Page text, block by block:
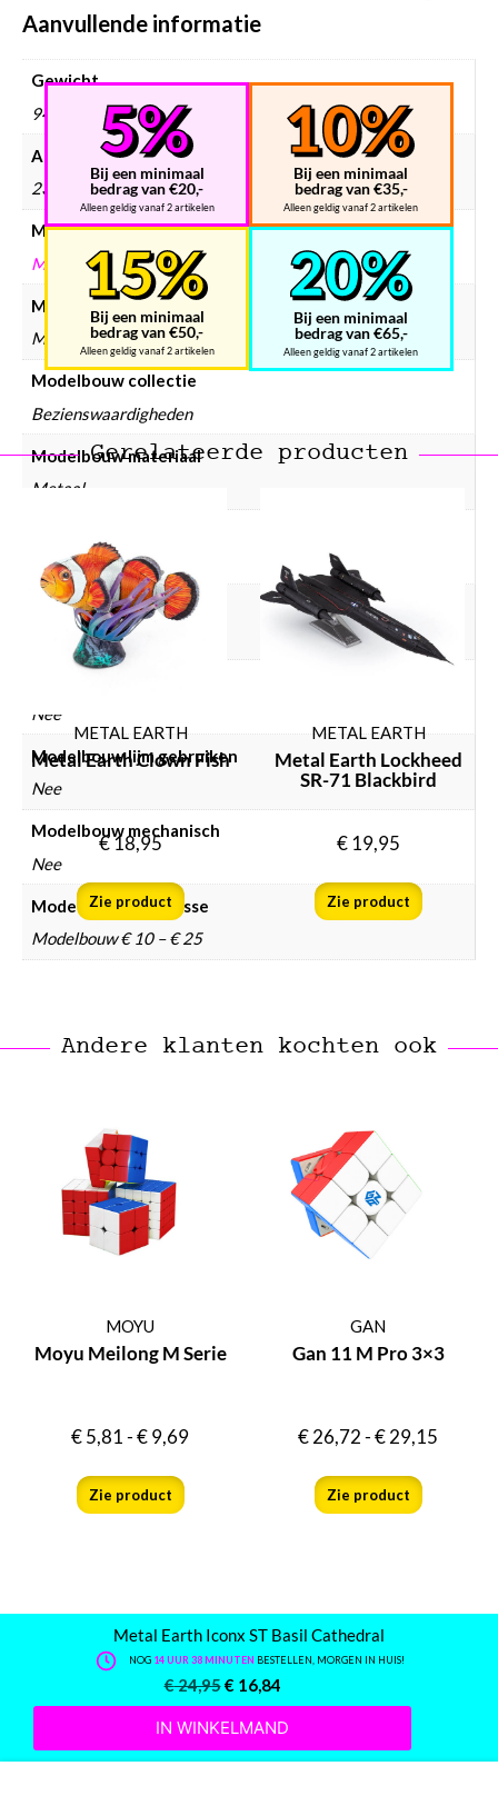
Aanvullende informatie
Gewicht
94 g
Afmetingen
235 × 125 × 2 mm
Merken
METAL EARTH
Modelbouw merken
Metal Earth
Modelbouw collectie
Bezienswaardigheden
Modelbouw materiaal
Metaal
Volwassenen
Modelbouw incl. lijm
Nee
Modelbouw lijm gebruiken
Nee
Modelbouw mechanisch
Nee
Modelbouw prijsklasse
Modelbouw € 10 – € 25
Bij een minimaal
bedrag van €20,-
Alleen geldig vanaf 2 artikelen
Bij een minimaal
bedrag van €35,-
Alleen geldig vanaf 2 artikelen
Bij een minimaal
bedrag van €50,-
Alleen geldig vanaf 2 artikelen
Bij een minimaal
bedrag van €65,-
Alleen geldig vanaf 2 artikelen
Gerelateerde producten
METAL EARTH
Metal Earth Clown Fish
€18,95
Zie product
METAL EARTH
Metal Earth Lockheed
SR-71 Blackbird
€19,95
Zie product
Andere klanten kochten ook
MOYU
Moyu Meilong M Serie
€5,81-€9,69
Zie product
GAN
Gan 11 M Pro 3×3
€26,72-€29,15
Zie product
Metal Earth Iconx ST Basil Cathedral
NOG 14 UUR 38 MINUTEN BESTELLEN, MORGEN IN HUIS!
€24,95€ 16,84
IN WINKELMAND